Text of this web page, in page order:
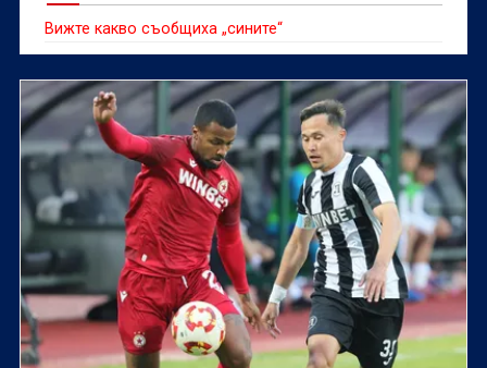
Вижте какво съобщиха „сините“